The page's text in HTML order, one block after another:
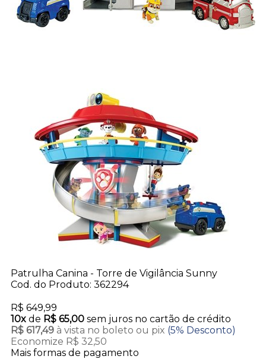
Patrulha Canina - Torre de Vigilância Sunny
Cod. do Produto: 362294
R$ 649,99
10xde R$ 65,00 sem juros no cartão de crédito
R$ 617,49 à vista no boleto ou pix (5% Desconto)
Economize R$ 32,50
Mais formas de pagamento